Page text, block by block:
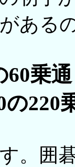
ある
60乗
220
。囲